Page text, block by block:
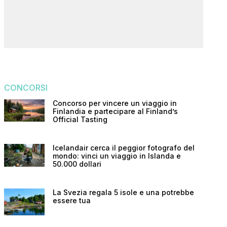
CONCORSI
Concorso per vincere un viaggio in
Finlandia e partecipare al Finland’s
Official Tasting
Icelandair cerca il peggior fotografo del
mondo: vinci un viaggio in Islanda e
50.000 dollari
La Svezia regala 5 isole e una potrebbe
essere tua